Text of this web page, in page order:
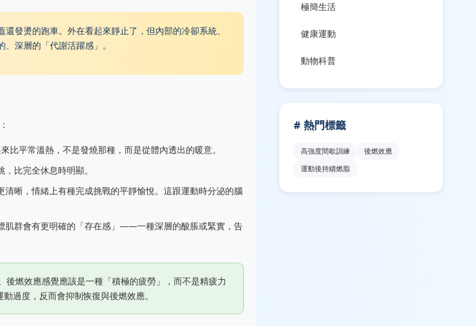
發燙的跑車。外在看起來靜止了，但內部的冷卻系統、
深層的「代謝活躍感」。
平常溫熱，不是發燒那種，而是從體內透出的暖意。
比完全休息時明顯。
晰，情緒上有種完成挑戰的平靜愉悅。這跟運動時分泌的腦
肌群會有更明確的「存在感」——一種深層的酸脹或緊實，告
燃效應感覺應該是一種「積極的疲勞」，而不是精疲力
過度，反而會抑制恢復與後燃效應。
極簡生活
健康運動
動物科普
# 熱門標籤
高強度間歇訓練
後燃效應
運動後持續燃脂